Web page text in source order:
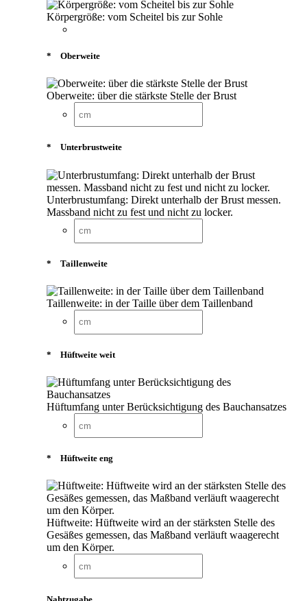
Körpergröße: vom Scheitel bis zur Sohle
* Oberweite
Oberweite: über die stärkste Stelle der Brust
* Unterbrustweite
Unterbrustumfang: Direkt unterhalb der Brust messen.
Massband nicht zu fest und nicht zu locker.
* Taillenweite
Taillenweite: in der Taille über dem Taillenband
* Hüftweite weit
Hüftumfang unter Berücksichtigung des Bauchansatzes
* Hüftweite eng
Hüftweite: Hüftweite wird an der stärksten Stelle des
Gesäßes gemessen, das Maßband verläuft waagerecht
um den Körper.